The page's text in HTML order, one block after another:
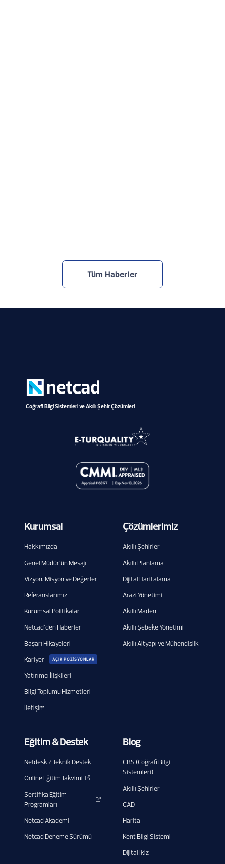
Tüm Haberler
Coğrafi Bilgi Sistemleri ve Akıllı Şehir Çözümleri
Kurumsal
Hakkımızda
Genel Müdür'ün Mesajı
Vizyon, Misyon ve Değerler
Referanslarımız
Kurumsal Politikalar
Netcad'den Haberler
Başarı Hikayeleri
Kariyer
AÇIK POZİSYONLAR
Yatırımcı İlişkileri
Bilgi Toplumu Hizmetleri
İletişim
Çözümlerimiz
Akıllı Şehirler
Akıllı Planlama
Dijital Haritalama
Arazi Yönetimi
Akıllı Maden
Akıllı Şebeke Yönetimi
Akıllı Altyapı ve Mühendislik
Eğitim & Destek
Netdesk / Teknik Destek
Online Eğitim Takvimi
Sertifika Eğitim
Programları
Netcad Akademi
Netcad Deneme Sürümü
Blog
CBS (Coğrafi Bilgi
Sistemleri)
Akıllı Şehirler
CAD
Harita
Kent Bilgi Sistemi
Dijital İkiz